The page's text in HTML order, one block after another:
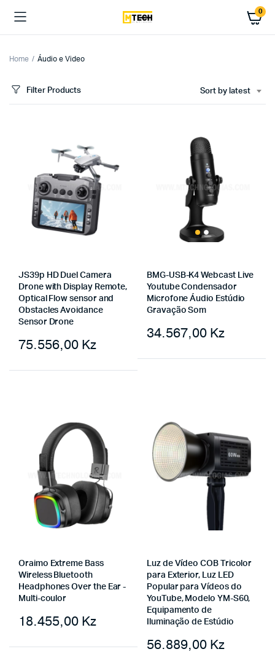
0
Home Áudio e Video
Filter Products Sort by latest
JS39p HD Duel Camera
Drone with Display Remote,
Optical Flow sensor and
Obstacles Avoidance
Sensor Drone
75.556,00 Kz
BMG-USB-K4 Webcast Live
Youtube Condensador
Microfone Áudio Estúdio
Gravação Som
34.567,00 Kz
Oraimo Extreme Bass
Wireless Bluetooth
Headphones Over the Ear -
Multi-coulor
18.455,00 Kz
Luz de Vídeo COB Tricolor
para Exterior, Luz LED
Popular para Vídeos do
YouTube, Modelo YM-S60,
Equipamento de
Iluminação de Estúdio
56.889,00 Kz